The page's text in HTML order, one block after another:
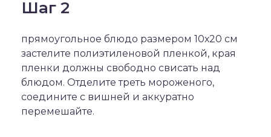
Шаг 2
прямоугольное блюдо размером 10х20 см
застелите полиэтиленовой пленкой, края
пленки должны свободно свисать над
блюдом. Отделите треть мороженого,
соедините с вишней и аккуратно
перемешайте.